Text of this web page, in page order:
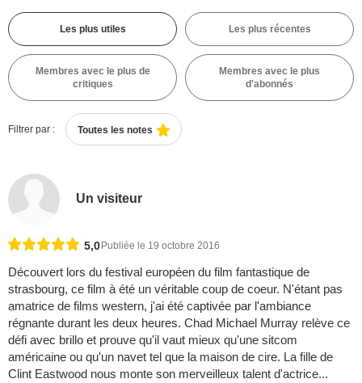
Les plus utiles Les plus récentes
Membres avec le plus de
critiques
Membres avec le plus
d'abonnés
Filtrer par : Toutes les notes
Un visiteur
5,0 Publiée le 19 octobre 2016
Découvert lors du festival européen du film fantastique de
strasbourg, ce film à été un véritable coup de coeur. N'étant pas
amatrice de films western, j'ai été captivée par l'ambiance
régnante durant les deux heures. Chad Michael Murray relève ce
défi avec brillo et prouve qu'il vaut mieux qu'une sitcom
américaine ou qu'un navet tel que la maison de cire. La fille de
Clint Eastwood nous monte son merveilleux talent d'actrice...